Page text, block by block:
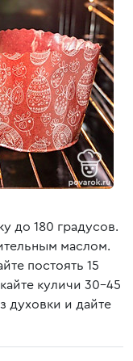
до 180 градусов.
маслом.
постоять 15
куличи 30-45
духовки и дайте